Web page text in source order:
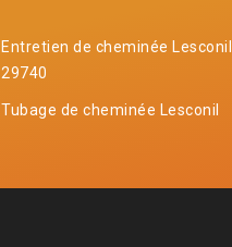
Entretien de cheminée Lesconil
29740
Tubage de cheminée Lesconil